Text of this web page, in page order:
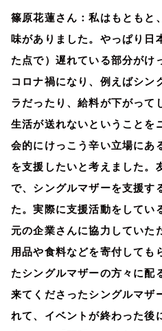
篠原花蓮さん：私はもともと
味がありました。やっぱり日
た点で）遅れている部分がけ
コロナ禍になり、例えばシン
ラだったり、給料が下がって
生活が送れないということを
会的にけっこう辛い立場にあ
を支援したいと考えました。
で、シングルマザーを支援す
た。実際に支援活動をしてい
元の企業さんに協力していた
用品や食料などを寄付しても
たシングルマザーの方々に配
来てくださったシングルマザ
れて、イベントが終わった後